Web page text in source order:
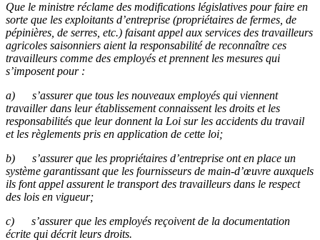
Que le ministre réclame des modifications législatives pour faire en
sorte que les exploitants d’entreprise (propriétaires de fermes , de
pépinières , de serres , etc.) faisant appel aux services des travailleurs
agricoles saisonniers aientla responsabilitéde reconnaître ces
travailleurs comme des employés etprennentles mesures qui
s’imposentpour :
a) s’assurer que tous les nouveaux employés qui viennent
travailler dans leur établissement connaissent les droits et les
responsabilités que leur donnent la Loi sur les accidents du travail
et les règlements pris en application de cette loi;
b) s’assurer que les propriétaires d’entreprise ont en place un
système garantissant que les fournisseurs de main-d’œuvre auxquels
ils font appel assurent le transport des travailleurs dans le respect
des lois en vigueur;
c) s’assurer que les employés reçoivent de la documentation
écrite qui décrit leurs droits.